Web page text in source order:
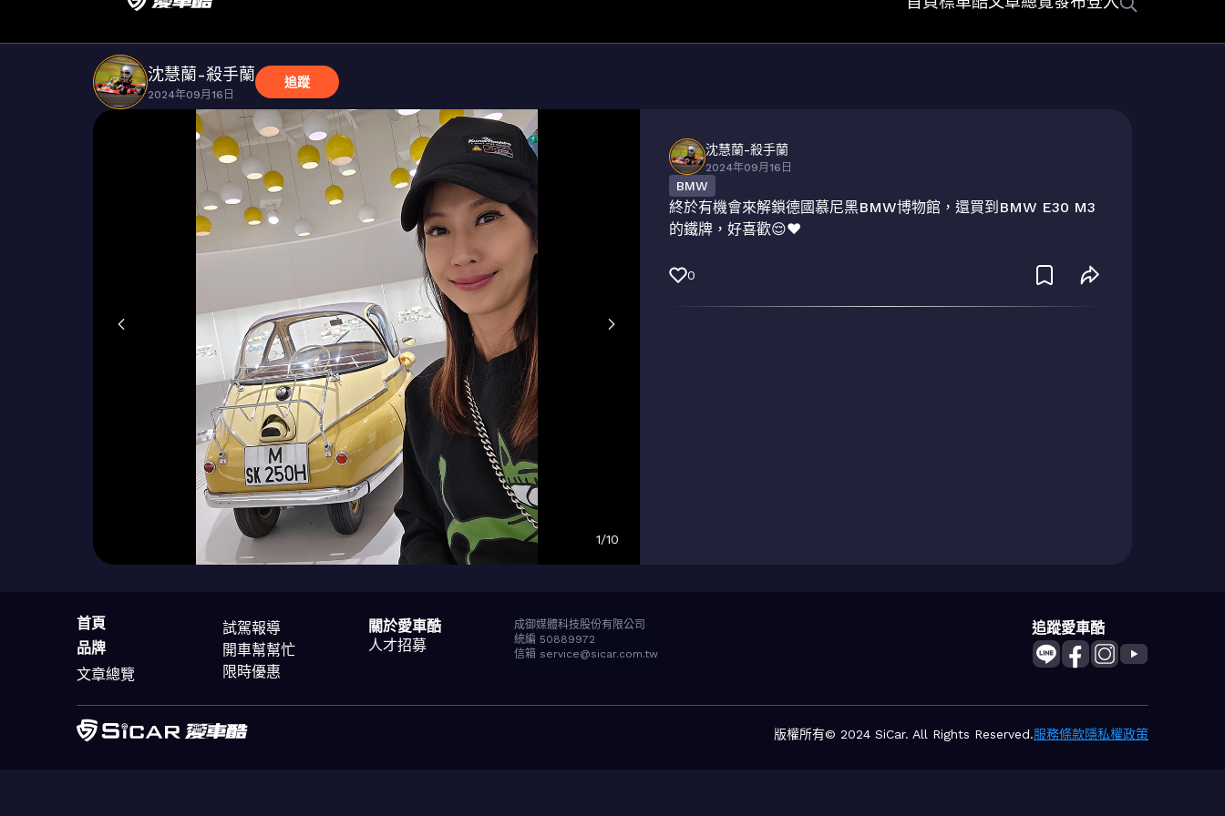
沈慧蘭-殺手蘭
2024年09月16日
追蹤
1/10
沈慧蘭-殺手蘭
2024年09月16日
BMW
終於有機會來解鎖德國慕尼黑BMW博物館，還買到BMW E30 M3
的鐵牌，好喜歡😌❤️
0
首頁
品牌
文章總覽
試駕報導
開車幫幫忙
限時優惠
關於愛車酷
人才招募
成御媒體科技股份有限公司
統編 50889972
信箱 service@sicar.com.tw
追蹤愛車酷
版權所有© 2024 SiCar. All Rights Reserved.服務條款隱私權政策